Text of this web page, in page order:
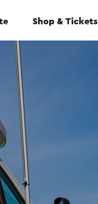
Shop & Tickets